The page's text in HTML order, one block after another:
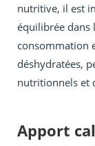
nutritive, il est
équilibrée dans
consommation
déshydratées,
nutritionnels et
Apport